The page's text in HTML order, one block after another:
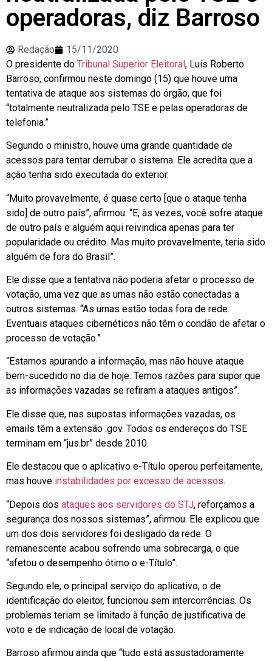
operadoras, diz Barroso
Redação
15/11/2020
O presidente do Tribunal Superior Eleitoral, Luís Roberto
Barroso, confirmou neste domingo (15) que houve uma
tentativa de ataque aos sistemas do órgão, que foi
“totalmente neutralizada pelo TSE e pelas operadoras de
telefonia.”
Segundo o ministro, houve uma grande quantidade de
acessos para tentar derrubar o sistema. Ele acredita que a
ação tenha sido executada do exterior.
“Muito provavelmente, é quase certo [que o ataque tenha
sido] de outro país”, afirmou. “E, às vezes, você sofre ataque
de outro país e alguém aqui reivindica apenas para ter
popularidade ou crédito. Mas muito provavelmente, teria sido
alguém de fora do Brasil”.
Ele disse que a tentativa não poderia afetar o processo de
votação, uma vez que as urnas não estão conectadas a
outros sistemas. “As urnas estão todas fora de rede.
Eventuais ataques cibernéticos não têm o condão de afetar o
processo de votação.”
“Estamos apurando a informação, mas não houve ataque
bem-sucedido no dia de hoje. Temos razões para supor que
as informações vazadas se refiram a ataques antigos”.
Ele disse que, nas supostas informações vazadas, os
emails têm a extensão .gov. Todos os endereços do TSE
terminam em “jus.br” desde 2010.
Ele destacou que o aplicativo e-Título operou perfeitamente,
mas houve instabilidades por excesso de acessos.
“Depois dos ataques aos servidores do STJ, reforçamos a
segurança dos nossos sistemas”, afirmou. Ele explicou que
um dos dois servidores foi desligado da rede. O
remanescente acabou sofrendo uma sobrecarga, o que
“afetou o desempenho ótimo o e-Título”.
Segundo ele, o principal serviço do aplicativo, o de
identificação do eleitor, funcionou sem intercorrências. Os
problemas teriam se limitado à função de justificativa de
voto e de indicação de local de votação.
Barroso afirmou ainda que “tudo está assustadoramente